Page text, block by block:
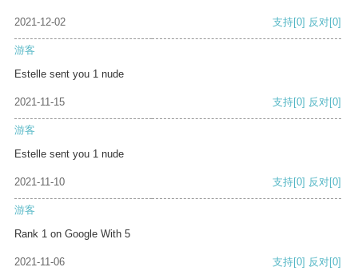
2021-12-02 支持[0] 反对[0]
游客
Estelle sent you 1 nude
2021-11-15 支持[0] 反对[0]
游客
Estelle sent you 1 nude
2021-11-10 支持[0] 反对[0]
游客
Rank 1 on Google With 5
2021-11-06 支持[0] 反对[0]